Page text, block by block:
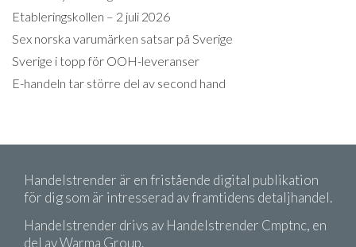
Etableringskollen – 2 juli 2026
Sex norska varumärken satsar på Sverige
Sverige i topp för OOH-leveranser
E-handeln tar större del av second hand
Handelstrender är en fristående digital publikation
för dig som är intresserad av framtidens detaljhandel.
Handelstrender drivs av Handelstrender Cmptnc, en
del av Warma Group.